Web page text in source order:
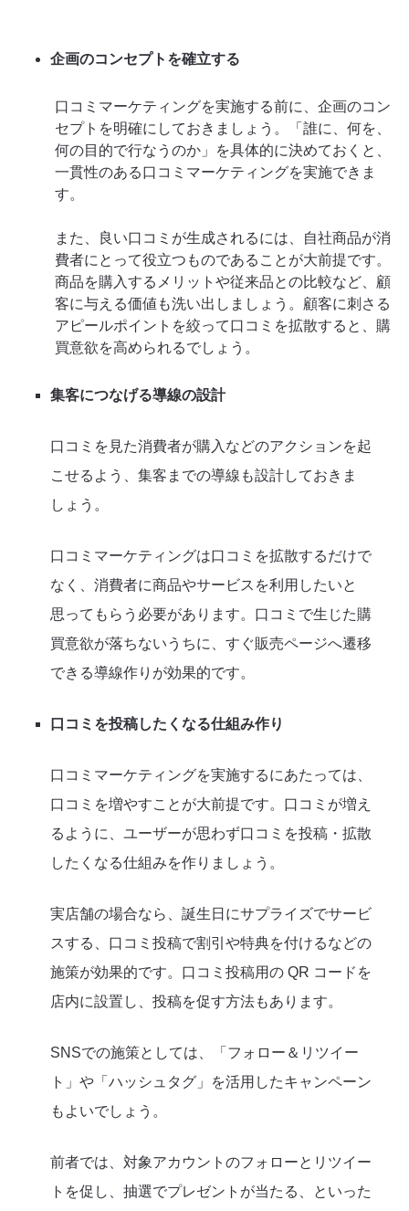
企画のコンセプトを確立する
口コミマーケティングを実施する前に、企画のコン
セプトを明確にしておきましょう。「誰に、何を、
何の目的で行なうのか」を具体的に決めておくと、
一貫性のある口コミマーケティングを実施できま
す。
また、良い口コミが生成されるには、自社商品が消
費者にとって役立つものであることが大前提です。
商品を購入するメリットや従来品との比較など、顧
客に与える価値も洗い出しましょう。顧客に刺さる
アピールポイントを絞って口コミを拡散すると、購
買意欲を高められるでしょう。
集客につなげる導線の設計
口コミを見た消費者が購入などのアクションを起
こせるよう、集客までの導線も設計しておきま
しょう。
口コミマーケティングは口コミを拡散するだけで
なく、消費者に商品やサービスを利用したいと
思ってもらう必要があります。口コミで生じた購
買意欲が落ちないうちに、すぐ販売ページへ遷移
できる導線作りが効果的です。
口コミを投稿したくなる仕組み作り
口コミマーケティングを実施するにあたっては、
口コミを増やすことが大前提です。口コミが増え
るように、ユーザーが思わず口コミを投稿・拡散
したくなる仕組みを作りましょう。
実店舗の場合なら、誕生日にサプライズでサービ
スする、口コミ投稿で割引や特典を付けるなどの
施策が効果的です。口コミ投稿用の QR コードを
店内に設置し、投稿を促す方法もあります。
SNSでの施策としては、「フォロー＆リツイー
ト」や「ハッシュタグ」を活用したキャンペーン
もよいでしょう。
前者では、対象アカウントのフォローとリツイー
トを促し、抽選でプレゼントが当たる、といった